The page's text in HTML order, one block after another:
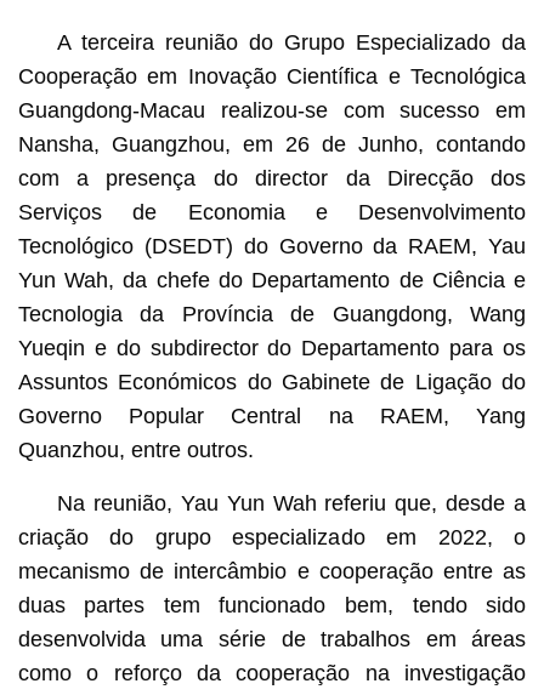
A terceira reunião do Grupo Especializado da
Cooperação em Inovação Científica e Tecnológica
Guangdong-Macau realizou-se com sucesso em
Nansha, Guangzhou, em 26 de Junho, contando
com a presença do director da Direcção dos
Serviços de Economia e Desenvolvimento
Tecnológico (DSEDT) do Governo da RAEM, Yau
Yun Wah, da chefe do Departamento de Ciência e
Tecnologia da Província de Guangdong, Wang
Yueqin e do subdirector do Departamento para os
Assuntos Económicos do Gabinete de Ligação do
Governo Popular Central na RAEM, Yang
Quanzhou, entre outros.
Na reunião, Yau Yun Wah referiu que, desde a
criação do grupo especializado em 2022, o
mecanismo de intercâmbio e cooperação entre as
duas partes tem funcionado bem, tendo sido
desenvolvida uma série de trabalhos em áreas
como o reforço da cooperação na investigação